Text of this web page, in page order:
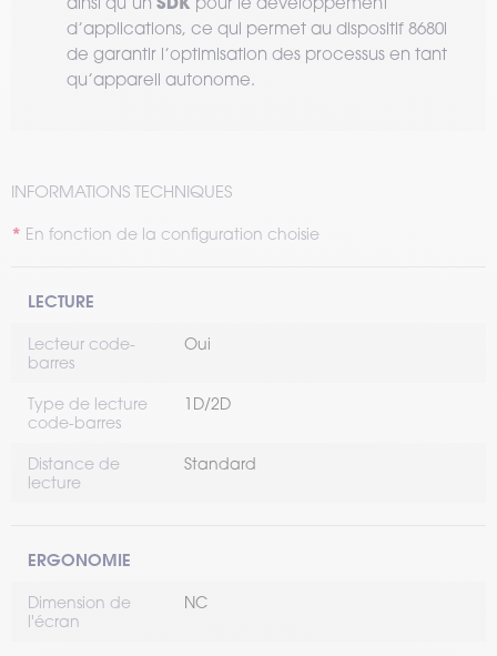
d’applications, ce qui permet au dispositif 8680i
de garantir l’optimisation des processus en tant
qu’appareil autonome.
INFORMATIONS TECHNIQUES
En fonction de la configuration choisie
LECTURE
Lecteur code-
barres
Oui
Type de lecture
code-barres
1D/2D
Distance de
lecture
Standard
ERGONOMIE
Dimension de
l'écran
NC